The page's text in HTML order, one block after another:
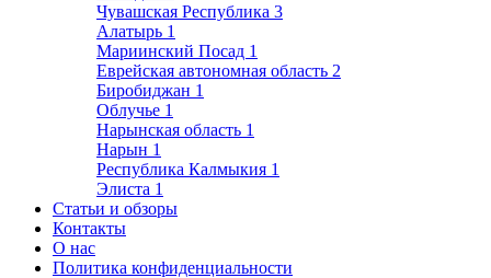
Чувашская Республика 3
Алатырь 1
Мариинский Посад 1
Еврейская автономная область 2
Биробиджан 1
Облучье 1
Нарынская область 1
Нарын 1
Республика Калмыкия 1
Элиста 1
Статьи и обзоры
Контакты
О нас
Политика конфиденциальности